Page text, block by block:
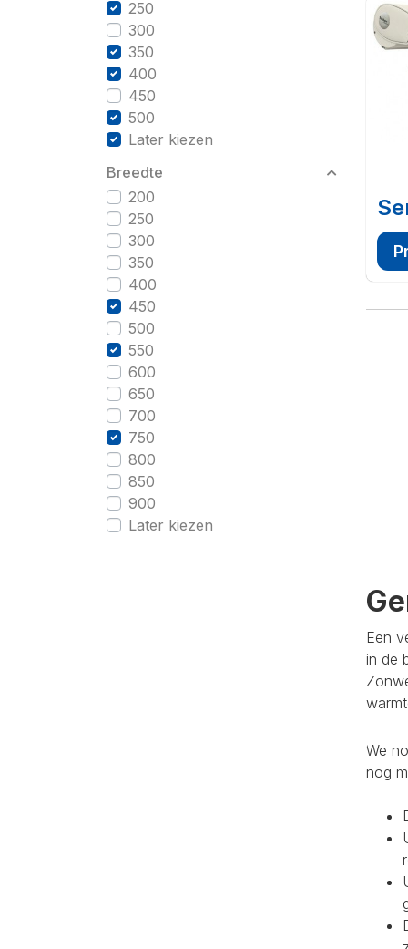
250
300
350
400
450
500
Later kiezen
Breedte
200
250
300
350
400
450
500
550
600
650
700
750
800
850
900
Later kiezen
Een
in de
We
nog